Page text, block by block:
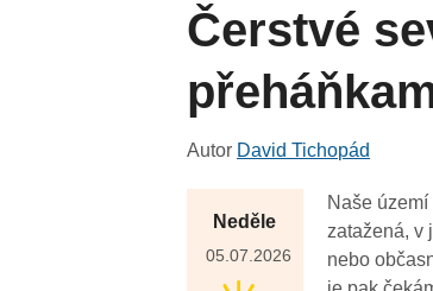
Čerstvé
Autor David Tichopád
Neděle
05.07.2026
Naše
zatažená, v
nebo